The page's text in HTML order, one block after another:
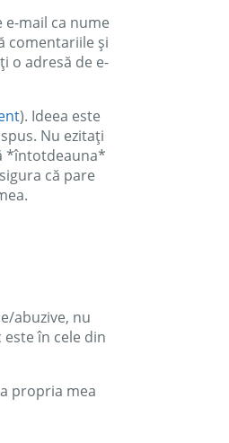
mail ca nume
comentariile și
o adresă de e-
). Ideea este
Nu ezitați
*întotdeauna*
că pare
abuzive, nu
în cele din
propria mea